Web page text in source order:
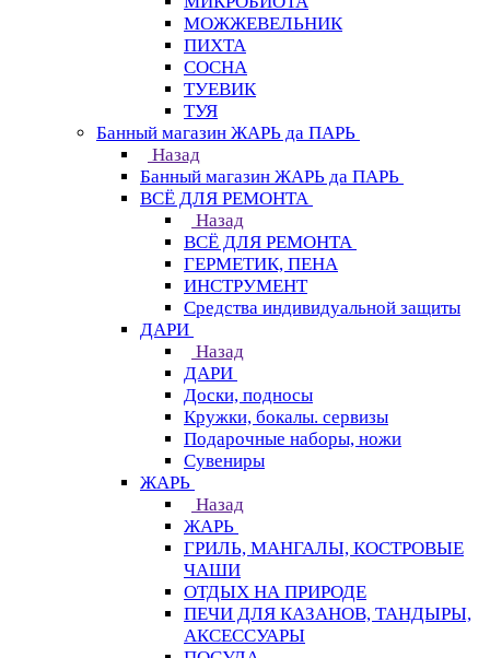
МОЖЖЕВЕЛЬНИК
ПИХТА
СОСНА
ТУЕВИК
ТУЯ
Банный магазин ЖАРЬ да ПАРЬ
Назад
Банный магазин ЖАРЬ да ПАРЬ
ВСЁ ДЛЯ РЕМОНТА
Назад
ВСЁ ДЛЯ РЕМОНТА
ГЕРМЕТИК, ПЕНА
ИНСТРУМЕНТ
Средства индивидуальной защиты
ДАРИ
Назад
ДАРИ
Доски, подносы
Кружки, бокалы. сервизы
Подарочные наборы, ножи
Сувениры
ЖАРЬ
Назад
ЖАРЬ
ГРИЛЬ, МАНГАЛЫ, КОСТРОВЫЕ
ЧАШИ
ОТДЫХ НА ПРИРОДЕ
ПЕЧИ ДЛЯ КАЗАНОВ, ТАНДЫРЫ,
АКСЕССУАРЫ